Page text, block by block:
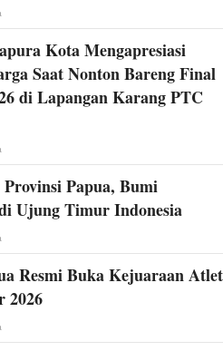
Kota Mengapresiasi
Saat Nonton Bareng Final
di Lapangan Karang PTC
Papua, Bumi
Ujung Timur Indonesia
Resmi Buka Kejuaraan
2026